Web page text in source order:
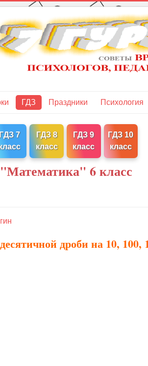
ГДЗ Праздники Психология
ГДЗ 7
ГДЗ 8
класс
ГДЗ 9
класс
ГДЗ 10
класс
6 класс
дроби на 10, 100,